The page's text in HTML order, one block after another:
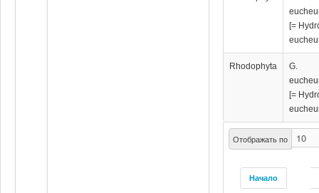
Отображать по
Начало
[=
Rhodophyta
G.
[=